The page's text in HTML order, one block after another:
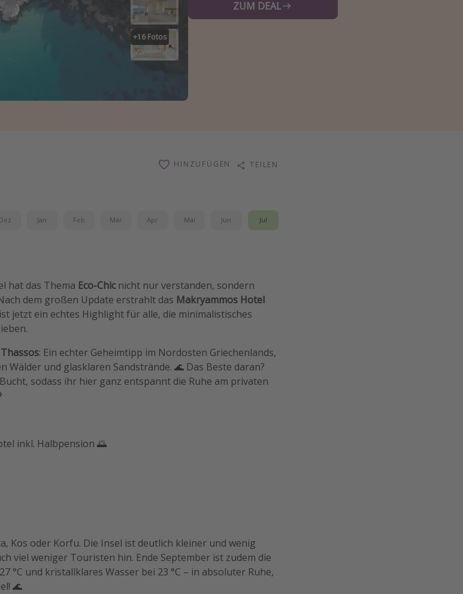
+16 Fotos
ZUM DEAL
HINZUFÜGEN TEILEN
Dez Jan Feb Mär Apr Mai Jun Jul
hat das Thema Eco-Chicnicht nur verstanden, sondern
dem großen Update erstrahlt das Makryammos Hotel
jetzt ein echtes Highlight für alle, die minimalistisches
Thassos: Ein echter Geheimtipp im Nordosten Griechenlands,
und glasklaren Sandstrände. 🌊 Das Beste daran?
sodass ihr hier ganz entspannt die Ruhe am privaten
inkl. Halbpension 🌅
Kos oder Korfu. Die Insel ist deutlich kleiner und wenig
viel weniger Touristen hin. Ende September ist zudem die
°C und kristallklares Wasser bei 23 °C – in absoluter Ruhe,
🌊